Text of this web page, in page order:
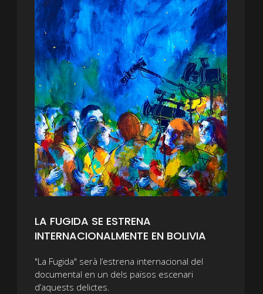
LA FUGIDA SE ESTRENA
INTERNACIONALMENTE EN BOLIVIA
"La Fugida" serà l’estrena internacional del
documental en un dels països escenari
d’aquests delictes.